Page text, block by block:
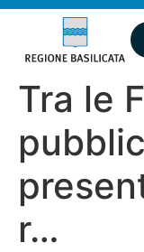
Tra le
r…